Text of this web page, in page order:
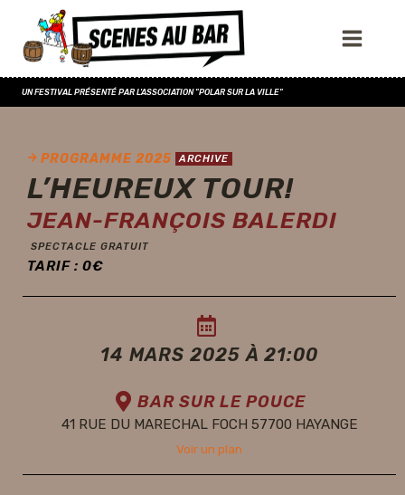
UN FESTIVAL PRÉSENTÉ PAR L'ASSOCIATION "POLAR SUR LA VILLE"
PROGRAMME 2025 ARCHIVE
L’HEUREUX TOUR!
JEAN-FRANÇOIS BALERDI
SPECTACLE GRATUIT
TARIF : 0€
14 MARS 2025 À 21:00
BAR SUR LE POUCE
41 RUE DU MARECHAL FOCH 57700 HAYANGE
Voir un plan